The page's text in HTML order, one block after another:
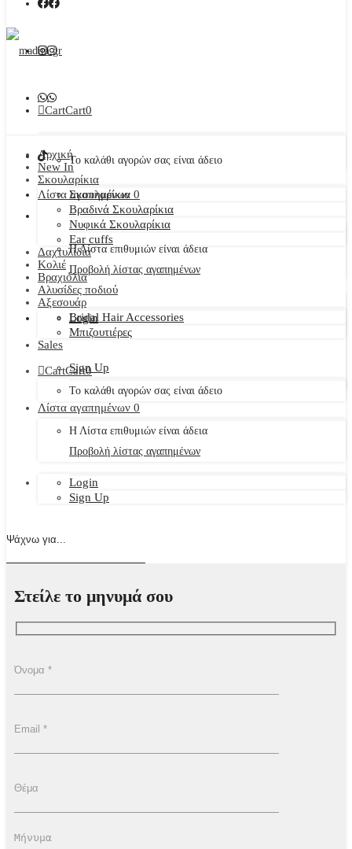
CartCart0
Το καλάθι αγορών σας είναι άδειο
Λίστα αγαπημένων 0
Η Λίστα επιθυμιών είναι άδεια
Προβολή λίστας αγαπημένων
Login
Sign Up
Αρχική
New In
Σκουλαρίκια
Σκουλαρίκια
Βραδινά Σκουλαρίκια
Νυφικά Σκουλαρίκια
Ear cuffs
Δαχτυλίδια
Κολιέ
Βραχιόλια
Αλυσίδες ποδιού
Αξεσουάρ
Bridal Hair Accessories
Μπιζουτιέρες
Sales
CartCart0
Το καλάθι αγορών σας είναι άδειο
Λίστα αγαπημένων 0
Η Λίστα επιθυμιών είναι άδεια
Προβολή λίστας αγαπημένων
Login
Sign Up
Στείλε το μηνυμά σου